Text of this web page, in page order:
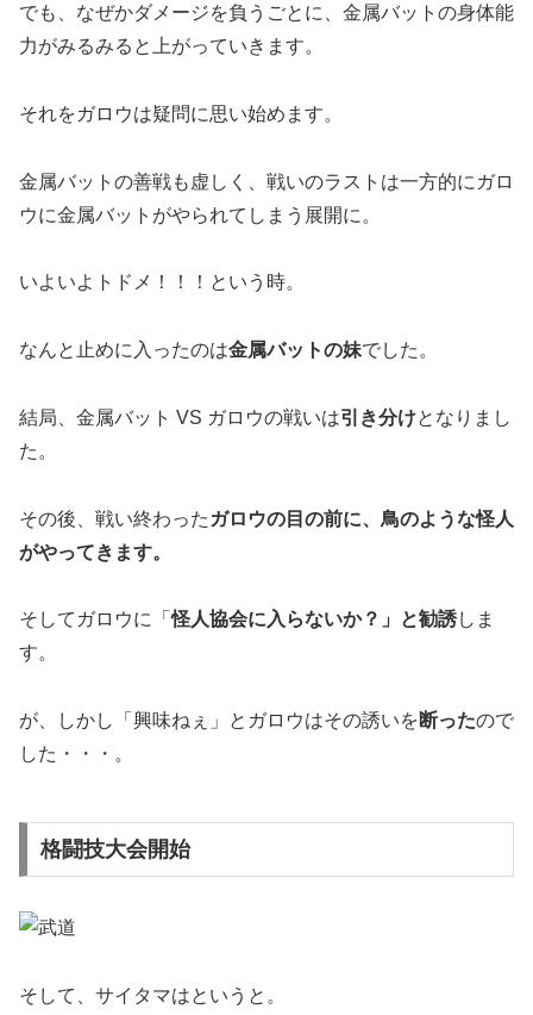
でも、なぜかダメージを負うごとに、金属バットの身体能
力がみるみると上がっていきます。
それをガロウは疑問に思い始めます。
金属バットの善戦も虚しく、戦いのラストは一方的にガロ
ウに金属バットがやられてしまう展開に。
いよいよトドメ！！！という時。
なんと止めに入ったのは金属バットの妹でした。
結局、金属バット VS ガロウの戦いは引き分けとなりまし
た。
その後、戦い終わった ガロウの目の前に、鳥のような怪人
がやってきます。
そしてガロウに「怪人協会に入らないか？」と勧誘しま
す。
が、しかし「興味ねぇ」とガロウはその誘いを断ったので
した・・・。
格闘技大会開始
そして、サイタマはというと。